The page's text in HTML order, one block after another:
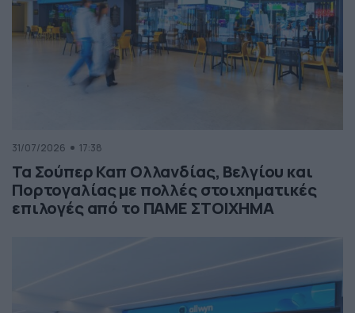
31/07/2026 17:38
Τα Σούπερ Καπ Ολλανδίας, Βελγίου και
Πορτογαλίας με πολλές στοιχηματικές
επιλογές από το ΠΑΜΕ ΣΤΟΙΧΗΜΑ